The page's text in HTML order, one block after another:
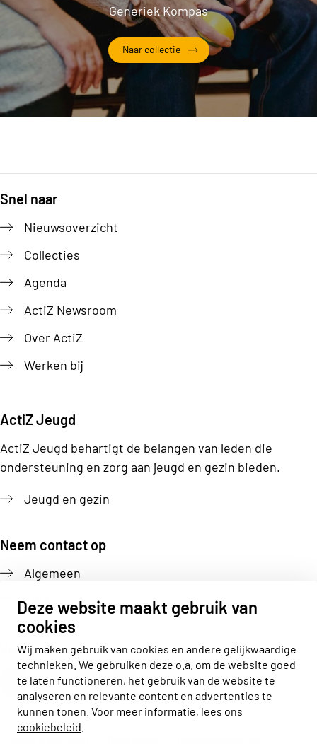
Deze website maakt gebruik van
cookies
Wij maken gebruik van cookies en andere gelijkwaardige
technieken. We gebruiken deze o.a. om de website goed
te laten functioneren, het gebruik van de website te
analyseren en relevante content en advertenties te
kunnen tonen. Voor meer informatie, lees ons
cookiebeleid
Generiek Kompas
Naar collectieGeneriek Kompas Kwaliteit
Snel naar
Nieuwsoverzicht
Collecties
Agenda
ActiZ Newsroom
Over ActiZ
Werken bij
ActiZ Jeugd
ActiZ Jeugd behartigt de belangen van leden die
ondersteuning en zorg aan jeugd en gezin bieden.
Jeugd en gezin
Neem contact op
Algemeen
Pers
Volg ons
Actiz linkedin
Actiz instagram
Actiz youtube
Actiz facebook